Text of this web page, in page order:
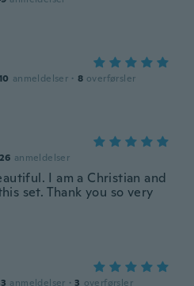
anmeldelser · 8 overførsler
anmeldelser
I am a Christian and
set. Thank you so very
anmeldelser · 3 overførsler